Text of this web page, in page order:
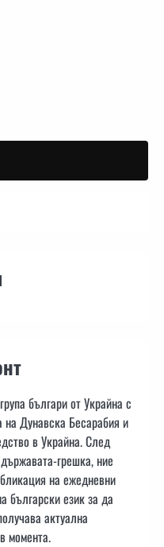
българи от Украйна с
на Дунавска Бесарабия и
в Украйна. След
грешка, ние
на ежедневни
български език за да
актуална
момента.